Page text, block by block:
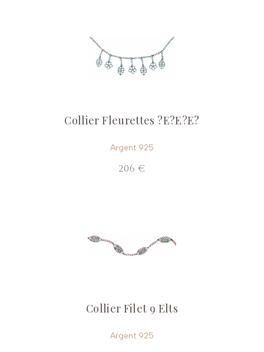
Collier Fleurettes ?E?E?E?
Argent 925
206 €
Collier Filet 9 Elts
Argent 925